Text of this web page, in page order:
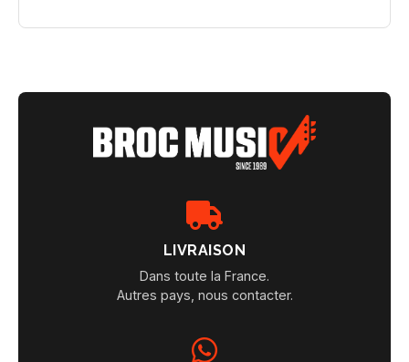
LIVRAISON
Dans toute la France.
Autres pays, nous contacter.